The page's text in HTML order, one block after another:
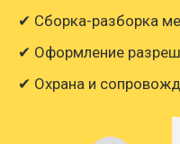
✔ Сборка-разборка
✔ Оформление
✔ Охрана и